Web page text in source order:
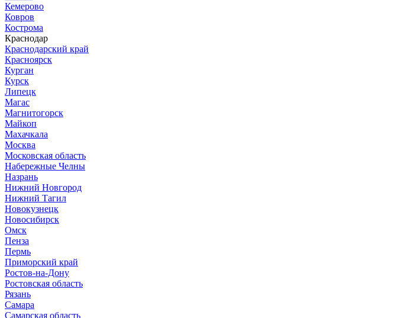
Кемерово
Ковров
Кострома
Краснодар
Краснодарский край
Красноярск
Курган
Курск
Липецк
Магас
Магнитогорск
Майкоп
Махачкала
Москва
Московская область
Набережные Челны
Назрань
Нижний Новгород
Нижний Тагил
Новокузнецк
Новосибирск
Омск
Пенза
Пермь
Приморский край
Ростов-на-Дону
Ростовская область
Рязань
Самара
Самарская область